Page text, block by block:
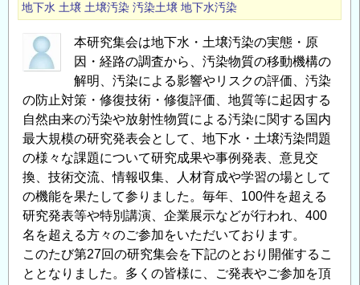
地下水 土壌 土壌汚染 汚染土壌 地下水汚染
本研究集会は地下水・土壌汚染の実態・原
因・経路の調査から、汚染物質の移動機構の
解明、汚染による影響やリスクの評価、汚染
の防止対策・修復技術・修復評価、地質等に起因する
自然由来の汚染や放射性物質による汚染に関する国内
最大規模の研究発表会として、地下水・土壌汚染問題
の様々な課題について研究成果や事例発表、意見交
換、技術交流、情報収集、人材育成や学習の場として
の機能を果たして参りました。毎年、100件を超える
研究発表等や特別講演、企業展示などが行われ、400
名を超える方々のご参加をいただいております。
このたび第27回の研究集会を下記のとおり開催するこ
ととなりました。多くの皆様に、ご発表やご参加を頂